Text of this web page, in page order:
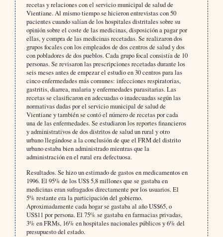
recetas y relaciones con el servicio municipal de salud de
Vientiane. Al mismo tiempo se hicieron entrevistas con 50
pacientes cuando salían de los hospitales distritales sobre su
opinión sobre el coste de las medicinas, disposición a pagar por
ellas, y compra de las medicinas recetadas. Se realizaron dos
grupos focales con los empleados de dos centros de salud y dos
con pobladores de dos pueblos. Cada grupo focal consistía de 10
personas. Se revisaron las prescripciones recetadas durante los
seis meses antes de empezar el estudio en 30 centros para las
cinco enfermedades más comunes: infecciones respiratorias,
gastritis, diarrea, malaria y enfermedades parasitarias. Las
recetas se clasificaron en adecuadas o inadecuadas según las
normativas dadas por el servicio municipal de salud de
Vientiane y también se contó el número de recetas por cada
una de las enfermedades. Se estudiaron los reportes financieros
y administrativos de dos distritos de salud un rural y otro
urbano llegándose a la conclusión de que el FRM del distrito
urbano estaba bien administrado mientras que la
administración en el rural era defectuosa.
Resultados. Se hizo un estimado de gastos en medicamentos en
1996. El 95% de los US$ 5,8 millones que se gastaba en
medicinas eran sufragados directamente por los usuarios. El
5% restante era la participación del gobierno.
Aproximadamente cada hogar se gastaba al año US$65, o
US$11 por persona. El 75% se gastaba en farmacias privadas,
3% en FRMs, 16% en hospitales nacionales públicos y 6% del
presupuesto del estado.